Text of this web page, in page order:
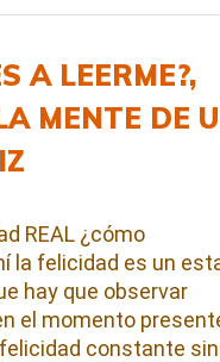
A LEERME?,
MENTE DE
REAL ¿cómo
la felicidad es un
hay que observar
el momento
constante